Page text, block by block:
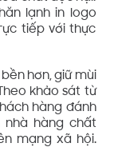
lạnh in logo
tiếp với thực
hơn, giữ mùi
khảo sát từ
hàng đánh
nhà hàng chất
mạng xã hội.